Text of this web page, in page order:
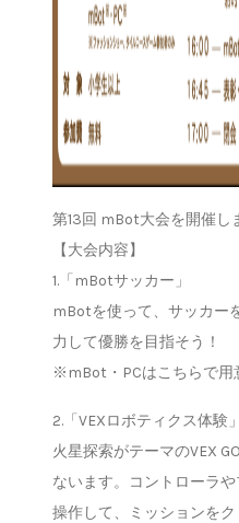
第13回 mBot大会を開催し
【大会内容】
1.「mBotサッカー」
mBotを使って、サッカー
力して優勝を目指そう！
※mBot・PCはこちらで用
2.「VEXロボティクス体験」
火星探索がテーマのVEX
ないます。コントローラ
操作して、ミッションをク